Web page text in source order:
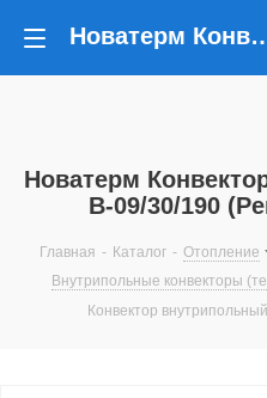
Новатерм Конвектор внутрипольный
Новатерм
B-09/30/190
Главная - Каталог - Отопление
Внутрипольные конвекторы
Конвектор